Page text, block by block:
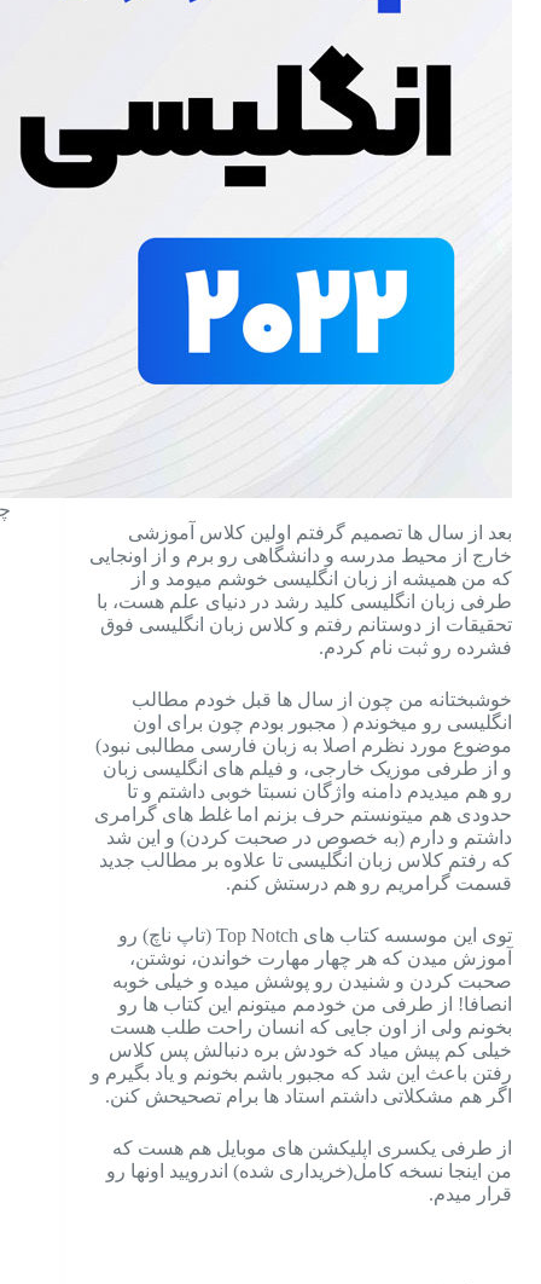
بعد از سال ها تصمیم گرفتم اولین کلاس آموزشی
خارج از محیط مدرسه و دانشگاهی رو برم و از اونجایی
که من همیشه از زبان انگلیسی خوشم میومد و از
طرفی زبان انگلیسی کلید رشد در دنیای علم هست، با
تحقیقات از دوستانم رفتم و کلاس زبان انگلیسی فوق
فشرده رو ثبت نام کردم.
خوشبختانه من چون از سال ها قبل خودم مطالب
انگلیسی رو میخوندم ( مجبور بودم چون برای اون
موضوع مورد نظرم اصلا به زبان فارسی مطالبی نبود)
و از طرفی موزیک خارجی، و فیلم های انگلیسی زبان
رو هم میدیدم دامنه واژگان نسبتا خوبی داشتم و تا
حدودی هم میتونستم حرف بزنم اما غلط های گرامری
داشتم و دارم (به خصوص در صحبت کردن) و این شد
که رفتم کلاس زبان انگلیسی تا علاوه بر مطالب جدید
قسمت گرامریم رو هم درستش کنم.
توی این موسسه کتاب های Top Notch (تاپ ناچ) رو
آموزش میدن که هر چهار مهارت خواندن، نوشتن،
صحبت کردن و شنیدن رو پوشش میده و خیلی خوبه
انصافا! از طرفی من خودمم میتونم این کتاب ها رو
بخونم ولی از اون جایی که انسان راحت طلب هست
خیلی کم پیش میاد که خودش بره دنبالش پس کلاس
رفتن باعث این شد که مجبور باشم بخونم و یاد بگیرم و
اگر هم مشکلاتی داشتم استاد ها برام تصحیحش کنن.
از طرفی یکسری اپلیکشن های موبایل هم هست که
من اینجا نسخه کامل(خریداری شده) اندرویید اونها رو
قرار میدم.